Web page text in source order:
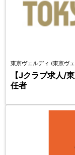
東京ヴェルディ (東京ヴ
【Jクラブ求人/
任者